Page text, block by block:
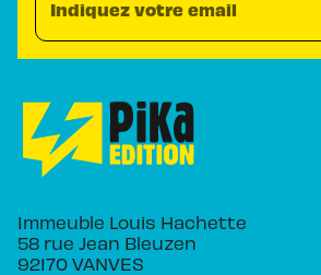
Indiquez votre email
Immeuble Louis Hachette
58 rue Jean Bleuzen
92170 VANVES